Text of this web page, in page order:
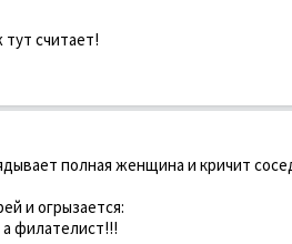
считает!
полная женщина и кричит
и огрызается:
филателист!!!